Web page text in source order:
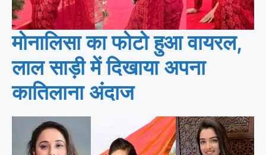
मोनालिसा का फोटो हुआ वायरल,
लाल साड़ी में दिखाया अपना
कातिलाना अंदाज